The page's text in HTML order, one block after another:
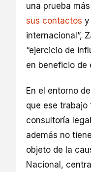
una prueba
sus contactos y
internacional”,
“ejercicio de
en beneficio de
En el entorno
que ese trabajo
consultoría
además no
objeto de la
Nacional,